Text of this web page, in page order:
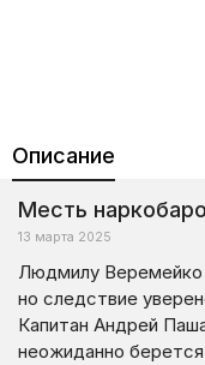
Описание
Месть
13 марта 2025
Людмилу Веремейко
но следствие
Капитан Андрей
неожиданно